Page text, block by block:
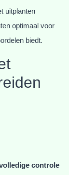
uitplanten
optimaal voor
biedt.
controle